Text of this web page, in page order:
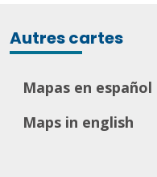
Autres cartes
Mapas en español
Maps in english